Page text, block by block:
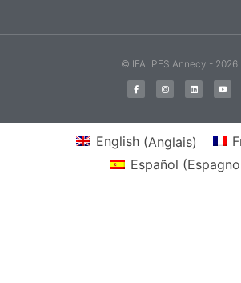
© IFALPES Annecy - 2026
English(Anglais)
Español (